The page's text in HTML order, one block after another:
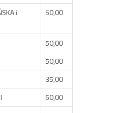
i
50,00
50,00
50,00
35,00
50,00